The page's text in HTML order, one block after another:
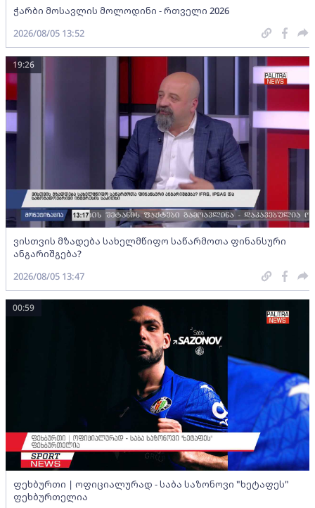
ჭარბი მოსავლის მოლოდინი - რთველი 2026
2026/08/05 13:52
ვისთვის მზადება სახელმწიფო საწარმოთა ფინანსური
ანგარიშგება?
19:26
2026/08/05 13:47
ფეხბურთი | ოფიციალურად - საბა საზონოვი "ხეტაფეს"
ფეხბურთელია
00:59